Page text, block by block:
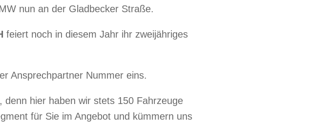
nun an der Gladbecker Straße.
feiert noch in diesem Jahr ihr zweijähriges
Ansprechpartner Nummer eins.
hier haben wir stets 150 Fahrzeuge
für Sie im Angebot und kümmern uns